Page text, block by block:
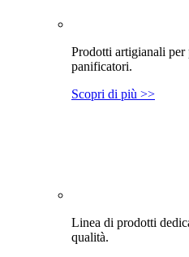
Prodotti artigianali
panificatori.
Scopri di più >>
Linea di prodotti
qualità.